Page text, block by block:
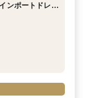
ンポートドレス